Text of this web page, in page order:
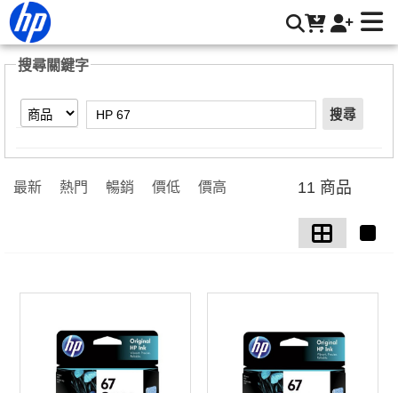
【HP 67】搜尋結果 | HP® 惠普台灣原廠購物網
搜尋關鍵字
搜尋
最新 熱門 暢銷 價低 價高 11 商品